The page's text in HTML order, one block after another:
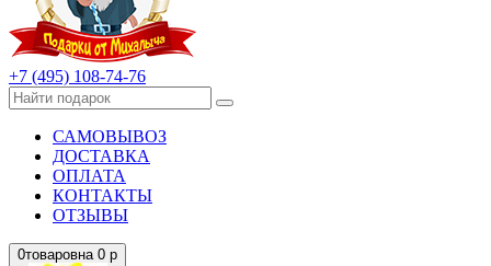
+7 (495) 108-74-76
САМОВЫВОЗ
ДОСТАВКА
ОПЛАТА
КОНТАКТЫ
ОТЗЫВЫ
0товаровна 0 р